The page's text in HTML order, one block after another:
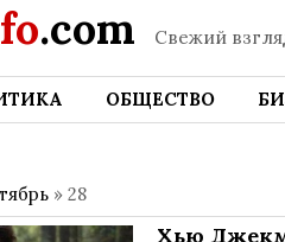
.com Свежий
ОБЩЕСТВО
» 28
Хью